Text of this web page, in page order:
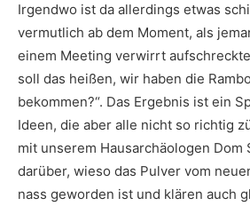
Irgendwo ist da allerdings etwas
vermutlich ab dem Moment, als
einem Meeting verwirrt aufschreckte
soll das heißen, wir haben die
bekommen?“. Das Ergebnis ist ein
Ideen, die aber alle nicht so richtig
mit unserem Hausarchäologen
darüber, wieso das Pulver vom
nass geworden ist und klären auch